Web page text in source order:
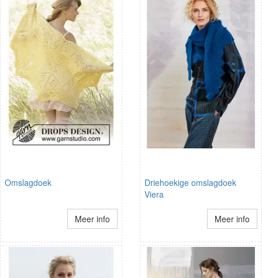
Omslagdoek
Meer info
Driehoekige omslagdoek
Viera
Meer info